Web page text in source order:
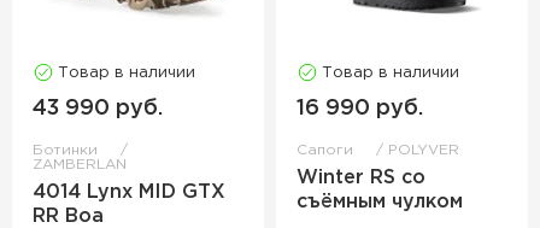
Товар в наличии
43 990 руб.
Ботинки
ZAMBERLAN
4014 Lynx MID GTX
RR Boa
Товар в наличии
16 990 руб.
Сапоги POLYVER
Winter RS со
съёмным чулком